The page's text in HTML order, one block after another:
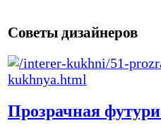
Советы дизайнеров
Прозрачная